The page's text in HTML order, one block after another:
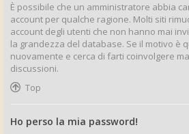
È possibile che un amministratore abbia
account per qualche ragione. Molti siti
account degli utenti che non hanno mai
la grandezza del database. Se il motivo è
nuovamente e cerca di farti coinvolgere
discussioni.
Top
Ho perso la mia password!